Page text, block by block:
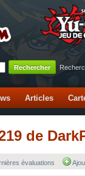
Articles
de
évaluations